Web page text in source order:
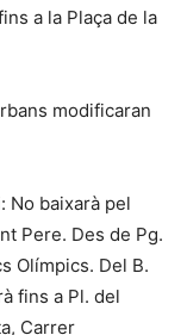
a la Plaça de la
modificaran
No baixarà pel
Pere. Des de Pg.
Olímpics. Del B.
fins a Pl. del
Carrer